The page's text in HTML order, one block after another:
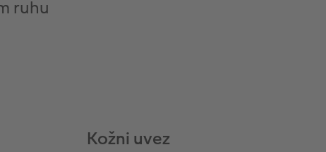
ruhu
Kožni uvez